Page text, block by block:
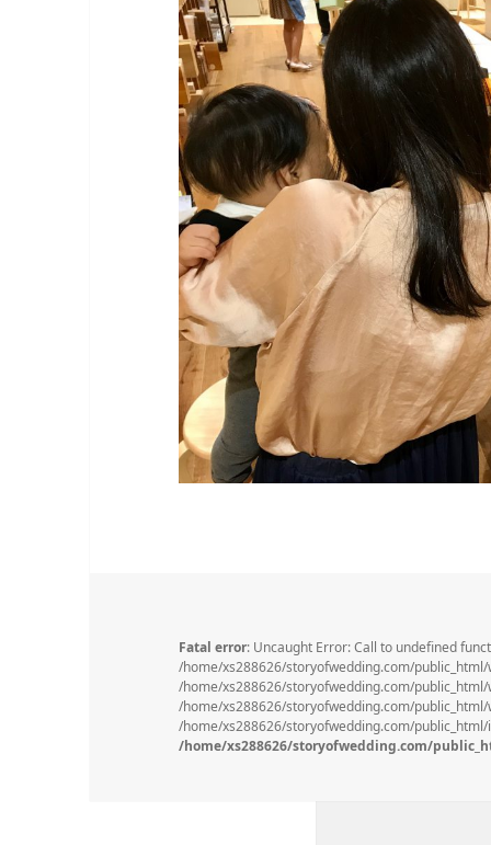
Fatal error: Uncaught Error: Call to undefined
/home/xs288626/storyofwedding.com/
/home/xs288626/storyofwedding.com/
/home/xs288626/storyofwedding.com/
/home/xs288626/storyofwedding.com/
/home/xs288626/storyofwedding.com/